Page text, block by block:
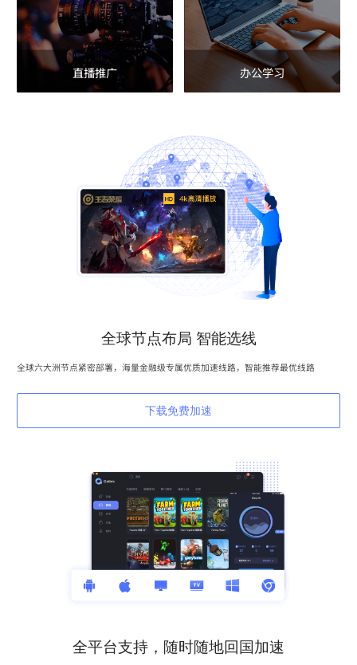
直播推广 办公学习
全球节点布局 智能选线
全球六大洲节点紧密部署，海量金融级专属优质加速线路，智能推荐最优线路
下载免费加速
全平台支持，随时随地回国加速